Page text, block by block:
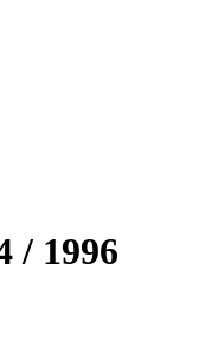
/ 1996